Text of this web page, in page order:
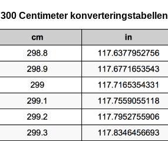
300 Centimeter konverteringstabellen